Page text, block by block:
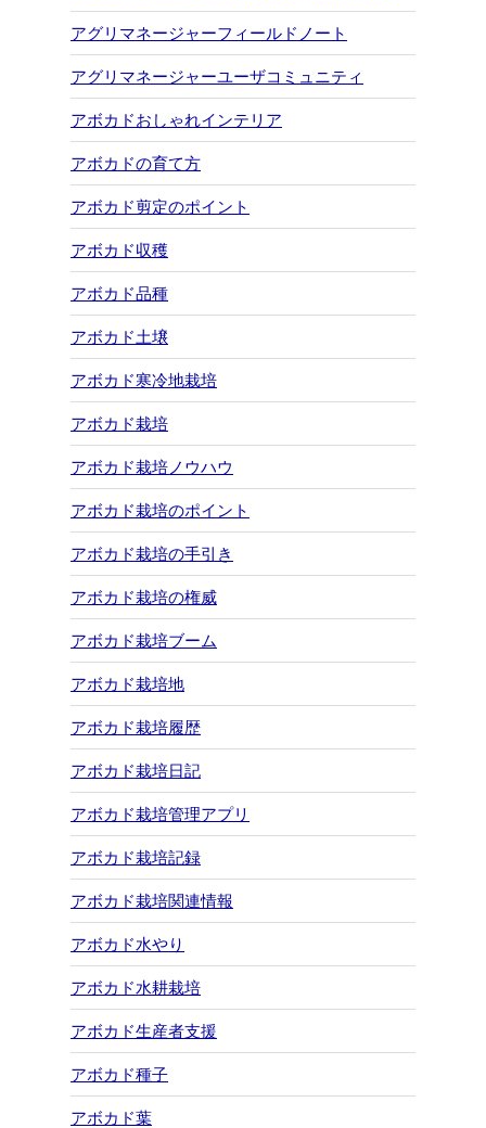
アグリマネージャーフィールドノート
アグリマネージャーユーザコミュニティ
アボカドおしゃれインテリア
アボカドの育て方
アボカド剪定のポイント
アボカド収穫
アボカド品種
アボカド土壌
アボカド寒冷地栽培
アボカド栽培
アボカド栽培ノウハウ
アボカド栽培のポイント
アボカド栽培の手引き
アボカド栽培の権威
アボカド栽培ブーム
アボカド栽培地
アボカド栽培履歴
アボカド栽培日記
アボカド栽培管理アプリ
アボカド栽培記録
アボカド栽培関連情報
アボカド水やり
アボカド水耕栽培
アボカド生産者支援
アボカド種子
アボカド葉